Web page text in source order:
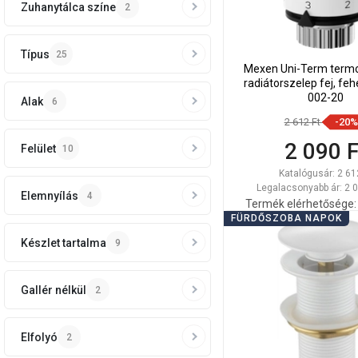
Zuhanytálca színe 2
Típus 25
Alak 6
Felület 10
Elemnyílás 4
Készlet tartalma 9
Gallér nélkül 2
Elfolyó 2
Mexen Uni-Term
radiátorszelep fej,
002-20
2 612 Ft -20%
2 090
Katalógusár: 2
Legalacsonyabb ár: 2
Termék elérhetősége:
Kosárba
favorite_border
Hasonlítsa
össze
FÜRDŐSZOBA NAPOK